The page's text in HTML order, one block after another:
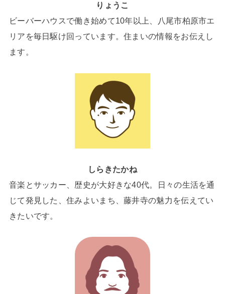
りょうこ
ビーバーハウスで働き始めて10年以上、八尾市柏原市エ
リアを毎日駆け回っています。住まいの情報をお伝えし
ます。
しらきたかね
音楽とサッカー、歴史が大好きな40代。日々の生活を通
じて発見した、住みよいまち、藤井寺の魅力を伝えてい
きたいです。